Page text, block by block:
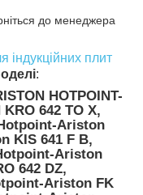
до менеджера
індукційних плит
:
HOTPOINT-
642 TO X,
Ariston
KIS 641 F B,
Ariston
642 DZ,
Ariston FK